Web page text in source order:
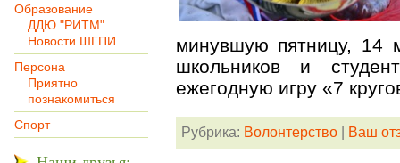
Образование
ДДЮ "РИТМ"
Новости ШГПИ
Персона
Приятно
познакомиться
Спорт
минувшую пятницу, 14
школьников и
ежегодную игру «7
Рубрика: Волонтерство| Ваш